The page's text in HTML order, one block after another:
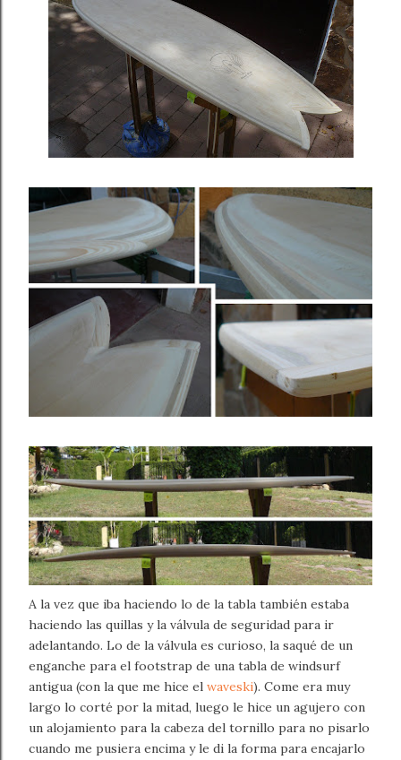
A la vez que iba haciendo lo de la tabla también estaba
haciendo las quillas y la válvula de seguridad para ir
adelantando. Lo de la válvula es curioso, la saqué de un
enganche para el footstrap de una tabla de windsurf
antigua (con la que me hice el waveski). Come era muy
largo lo corté por la mitad, luego le hice un agujero con
un alojamiento para la cabeza del tornillo para no pisarlo
cuando me pusiera encima y le di la forma para encajarlo